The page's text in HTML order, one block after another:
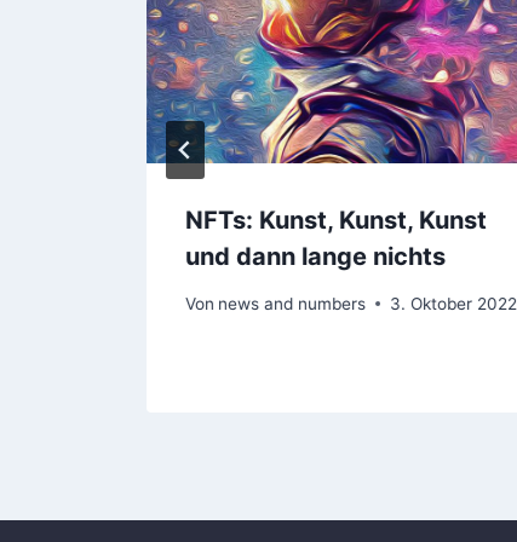
NFTs: Kunst, Kunst, Kunst
und dann lange nichts
Von news and numbers 3. Oktober 2022